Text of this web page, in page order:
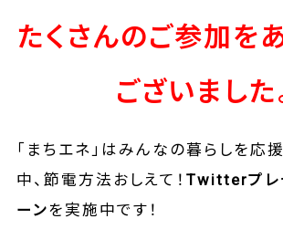
たくさんのご参加を
ございました
「まちエネ」はみんなの暮らしを応
中、節電方法おしえて！ Twitterプレ
ーンを実施中です！